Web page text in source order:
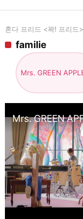
혼다 프리드 <꽉! 프리드
familie
Mrs. GREEN
Mrs. GREEN